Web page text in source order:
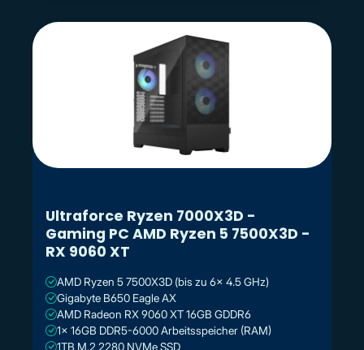
Ultraforce Ryzen 7000X3D -
Gaming PC AMD Ryzen 5 7500X3D -
RX 9060 XT
AMD Ryzen 5 7500X3D (bis zu 6x 4.5 GHz)
Gigabyte B650 Eagle AX
AMD Radeon RX 9060 XT 16GB GDDR6
1x 16GB DDR5-6000 Arbeitsspeicher (RAM)
1TB M.2 2280 NVMe SSD